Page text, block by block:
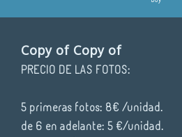
Copy of Copy of
PRECIO DE LAS FOTOS:
5 primeras fotos: 8€ /unidad.
de 6 en adelante: 5 €/unidad.